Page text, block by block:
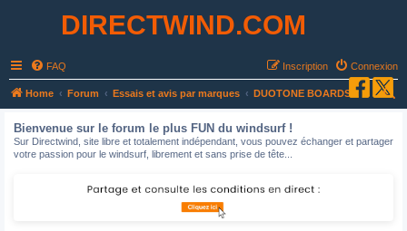
DIRECTWIND.COM
FAQ Connexion
Inscription
Home Forum Essais et avis par marques DUOTONE BOARDS
Bienvenue sur le forum le plus FUN du windsurf !
Sur Directwind, site libre et totalement indépendant, vous pouvez échanger et partager
votre passion pour le windsurf, librement et sans prise de tête...